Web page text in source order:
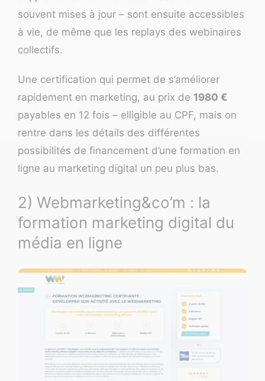
souvent mises à jour – sont ensuite accessibles
à vie, de même que les replays des webinaires
collectifs.
Une certification qui permet de s’améliorer
rapidement en marketing, au prix de 1980 €
payables en 12 fois – elligible au CPF, mais on
rentre dans les détails des différentes
possibilités de financement d’une formation en
ligne au marketing digital un peu plus bas.
2) Webmarketing&co’m : la
formation marketing digital du
média en ligne